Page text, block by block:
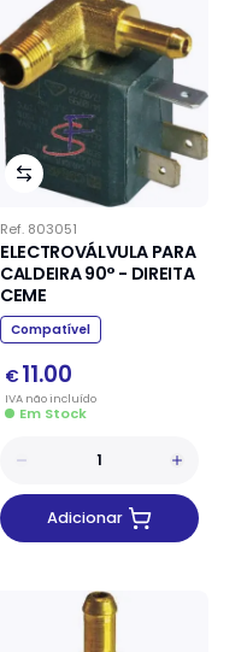
Ref. 803051
ELECTROVÁLVULA PARA
CALDEIRA 90° - DIREITA
CEME
Compatível
€ 11.00
IVA nãoincluído
Em Stock
Adicionar